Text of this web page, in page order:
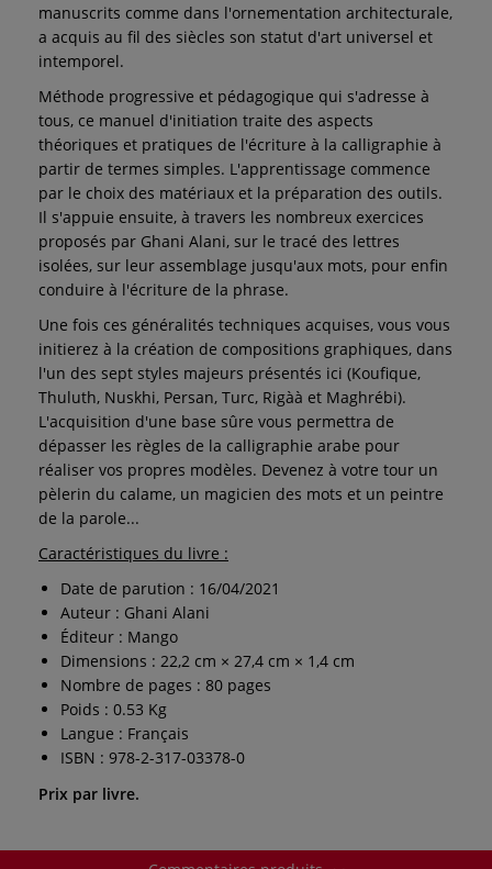
manuscrits comme dans l'ornementation architecturale,
a acquis au fil des siècles son statut d'art universel et
intemporel.
Méthode progressive et pédagogique qui s'adresse à
tous, ce manuel d'initiation traite des aspects
théoriques et pratiques de l'écriture à la calligraphie à
partir de termes simples. L'apprentissage commence
par le choix des matériaux et la préparation des outils.
Il s'appuie ensuite, à travers les nombreux exercices
proposés par Ghani Alani, sur le tracé des lettres
isolées, sur leur assemblage jusqu'aux mots, pour enfin
conduire à l'écriture de la phrase.
Une fois ces généralités techniques acquises, vous vous
initierez à la création de compositions graphiques, dans
l'un des sept styles majeurs présentés ici (Koufique,
Thuluth, Nuskhi, Persan, Turc, Rigàà et Maghrébi).
L'acquisition d'une base sûre vous permettra de
dépasser les règles de la calligraphie arabe pour
réaliser vos propres modèles. Devenez à votre tour un
pèlerin du calame, un magicien des mots et un peintre
de la parole...
Caractéristiques du livre :
Date de parution : 16/04/2021
Auteur : Ghani Alani
Éditeur : Mango
Dimensions : 22,2 cm × 27,4 cm × 1,4 cm
Nombre de pages : 80 pages
Poids : 0.53 Kg
Langue : Français
ISBN : 978-2-317-03378-0
Prix par livre.